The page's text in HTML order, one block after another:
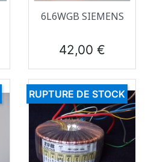
6L6WGB SIEMENS
Prix
42,00 €
RUPTURE DE STOCK